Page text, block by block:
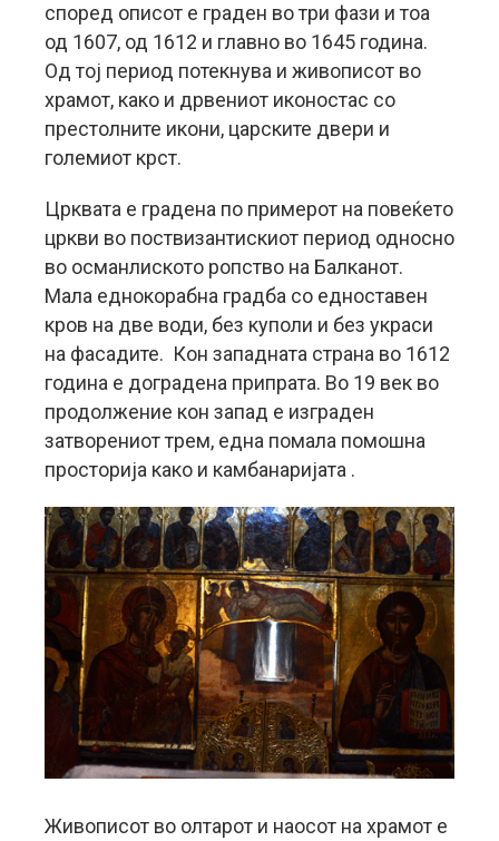
според описот е граден во три фази и тоа
од 1607, од 1612 и главно во 1645 година.
Од тој период потекнува и живописот во
храмот, како и дрвениот иконостас со
престолните икони, царските двери и
големиот крст.
Црквата е градена по примерот на повеќето
цркви во поствизантискиот период односно
во османлиското ропство на Балканот.
Мала еднокорабна градба со едноставен
кров на две води, без куполи и без украси
на фасадите. Кон западната страна во 1612
година е доградена припрата. Во 19 век во
продолжение кон запад е изграден
затворениот трем, една помала помошна
просторија како и камбанаријата .
Живописот во олтарот и наосот на храмот е